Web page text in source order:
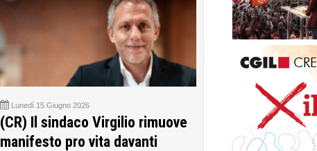
Lunedì 15 Giugno 2026
(CR) Il sindaco Virgilio rimuove
manifesto pro vita davanti